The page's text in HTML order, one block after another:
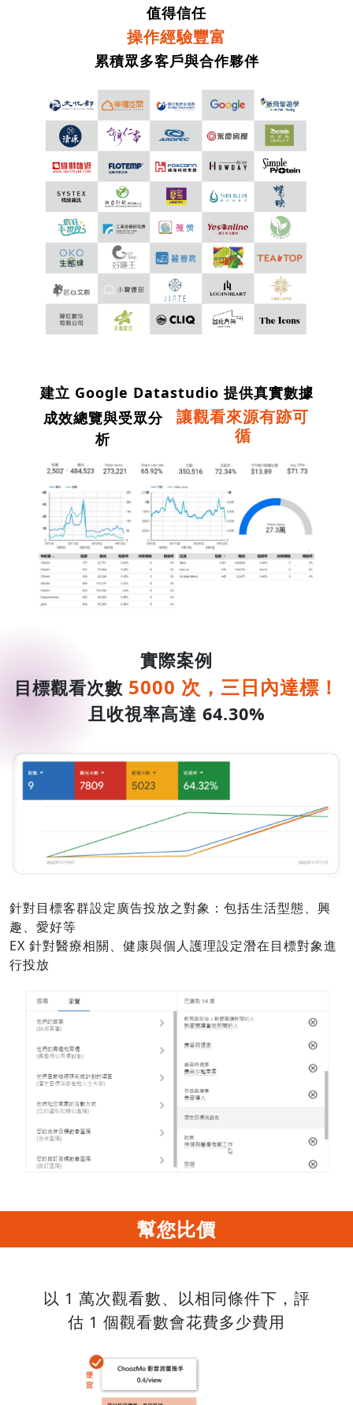
值得信任
操作經驗豐富
累積眾多客戶與合作夥伴
建立 Google Datastudio 提供真實數據
成效總覽與受眾分
析
讓觀看來源有跡可
循
實際案例
目標觀看次數 5000 次，三日內達標！
且收視率高達 64.30%
針對目標客群設定廣告投放之對象：包括生活型態、興
趣、愛好等
EX 針對醫療相關、健康與個人護理設定潛在目標對象進
行投放
幫您比價
以 1 萬次觀看數、以相同條件下，評
估 1 個觀看數會花費多少費用